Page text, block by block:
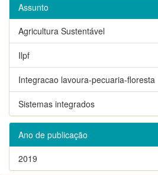
Assunto
Agricultura Sustentável
Ilpf
Integracao lavoura-pecuaria-floresta
Sistemas integrados
Ano de publicação
2019